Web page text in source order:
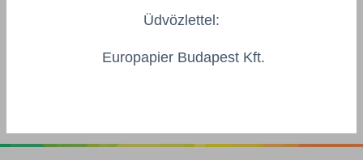
Többszörös választás
Üdvözlettel:
Europapier Budapest Kft.